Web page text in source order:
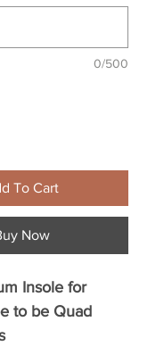
0/500
To Cart
Now
Insole for
to be Quad